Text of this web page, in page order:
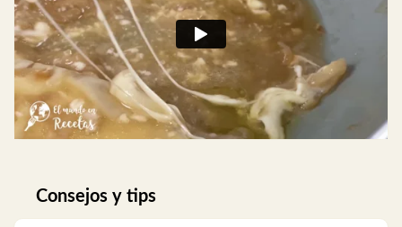
Consejos y tips